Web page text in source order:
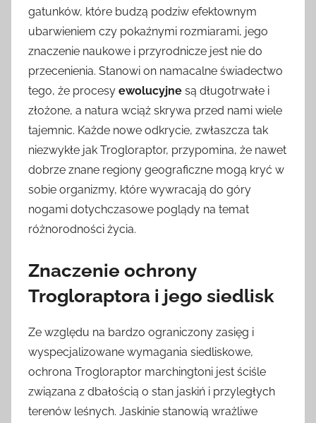
gatunków, które budzą podziw efektownym
ubarwieniem czy pokaźnymi rozmiarami, jego
znaczenie naukowe i przyrodnicze jest nie do
przecenienia. Stanowi on namacalne świadectwo
tego, że procesy ewolucyjne są długotrwałe i
złożone, a natura wciąż skrywa przed nami wiele
tajemnic. Każde nowe odkrycie, zwłaszcza tak
niezwykłe jak Trogloraptor, przypomina, że nawet
dobrze znane regiony geograficzne mogą kryć w
sobie organizmy, które wywracają do góry
nogami dotychczasowe poglądy na temat
różnorodności życia.
Znaczenie ochrony
Trogloraptora i jego siedlisk
Ze względu na bardzo ograniczony zasięg i
wyspecjalizowane wymagania siedliskowe,
ochrona Trogloraptor marchingtoni jest ściśle
związana z dbałością o stan jaskiń i przyległych
terenów leśnych. Jaskinie stanowią wrażliwe